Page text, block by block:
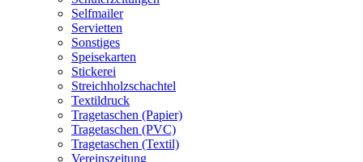
Selfmailer
Servietten
Sonstiges
Speisekarten
Stickerei
Streichholzschachtel
Textildruck
Tragetaschen (Papier)
Tragetaschen (PVC)
Tragetaschen (Textil)
Vereinszeitung